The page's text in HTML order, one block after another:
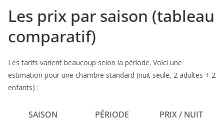
Les prix par saison (tableau
comparatif)
Les tarifs varient beaucoup selon la période. Voici une
estimation pour une chambre standard (nuit seule, 2 adultes + 2
enfants) :
SAISON
PÉRIODE
PRIX / NUIT